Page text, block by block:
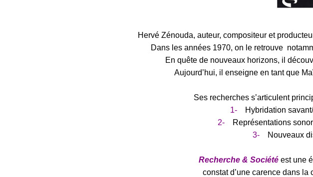
Hervé Zénouda, auteur, compositeur et
Dans les années 1970, on le retrouve
En quête de nouveaux horizons, il
Aujourd’hui, il enseigne en tant que
Ses recherches s’articulent
1-
Hybridation
2-
Représentations
3-
Nouveaux
Recherche & Sociétéest une
constat d’une carence dans